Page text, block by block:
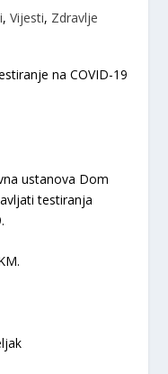
, Vijesti, Zdravlje
ustanova Dom
testiranja